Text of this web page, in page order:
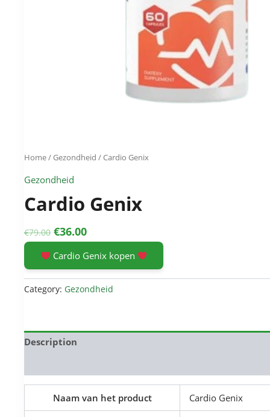
Home/Gezondheid / Cardio Genix
Gezondheid
Cardio Genix
€79.00 Original
price
was:
€79.00.
€36.00Current
price
is:
€36.00.
Cardio Genix kopen
Category: Gezondheid
Description
Naam van het product Cardio Genix